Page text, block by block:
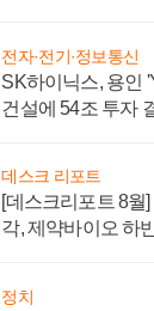
전자·전기·정보통신
SK하이닉스, 용인
건설에 54조 투자
데스크 리포트
[데스크리포트 8월
각, 제약바이오 하
정치